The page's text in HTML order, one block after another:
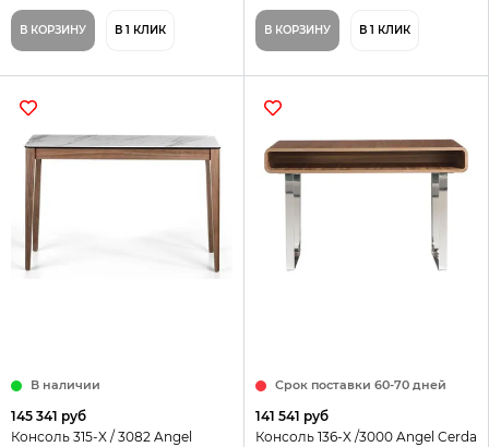
В КОРЗИНУ В 1 КЛИК В КОРЗИНУ В 1 КЛИК
В наличии
145 341 руб
Консоль 315-X / 3082 Angel
Срок поставки 60-70 дней
141 541 руб
Консоль 136-X /3000 Angel Cerda